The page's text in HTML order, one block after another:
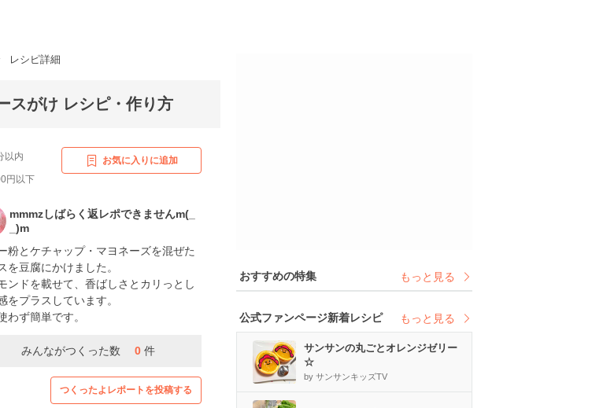
レシピ詳細
スがけ レシピ・作り方
以内
円以下
お気に入りに追加
mmmzしばらく返レポできませんm(_
_)m
粉とケチャップ・マヨネーズを混ぜた
を豆腐にかけました。
ンドを載せて、香ばしさとカリっとし
をプラスしています。
わず簡単です。
みんながつくった数 0 件
つくったよレポートを投稿する
おすすめの特集 もっと見る
公式ファンページ新着レシピ もっと見る
サンサンの丸ごとオレンジゼリー
☆
by サンサンキッズTV